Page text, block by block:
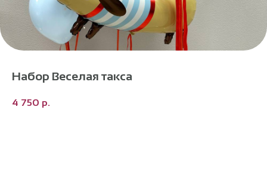
Набор Веселая такса
4 750 р.